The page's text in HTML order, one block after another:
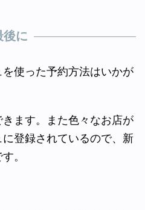
後に
使った予約方法はいかが
ます。また色々なお店が
登録されているので、新
。